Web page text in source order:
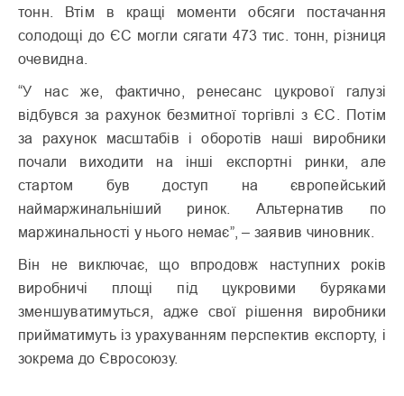
тонн. Втім в кращі моменти обсяги постачання
солодощі до ЄС могли сягати 473 тис. тонн, різниця
очевидна.
“У нас же, фактично, ренесанс цукрової галузі
відбувся за рахунок безмитної торгівлі з ЄС. Потім
за рахунок масштабів і оборотів наші виробники
почали виходити на інші експортні ринки, але
стартом був доступ на європейський
наймаржинальніший ринок. Альтернатив по
маржинальності у нього немає”, – заявив чиновник.
Він не виключає, що впродовж наступних років
виробничі площі під цукровими буряками
зменшуватимуться, адже свої рішення виробники
прийматимуть із урахуванням перспектив експорту, і
зокрема до Євросоюзу.